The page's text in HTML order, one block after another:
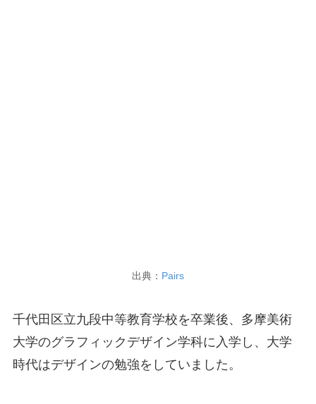
出典： Pairs
千代田区立九段中等教育学校を卒業後、多摩美術
大学のグラフィックデザイン学科に入学し、大学
時代はデザインの勉強をしていました。